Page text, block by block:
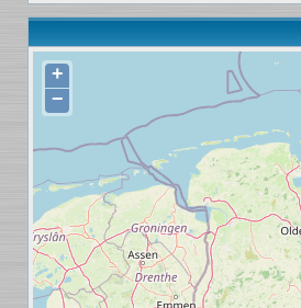
+
−